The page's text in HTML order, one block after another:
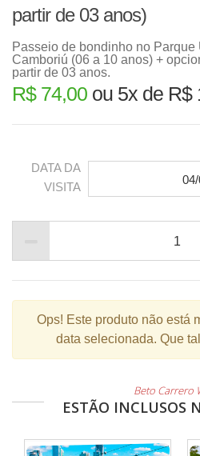
partir de 03 anos)
Passeio de bondinho no
Camboriú (06 a 10 anos) +
partir de 03 anos.
R$ 74,00 ou 5x de R$
DATA DA
VISITA
Ops! Este produto não está
data selecionada. Que
Beto Carrero
ESTÃO INCLUSOS